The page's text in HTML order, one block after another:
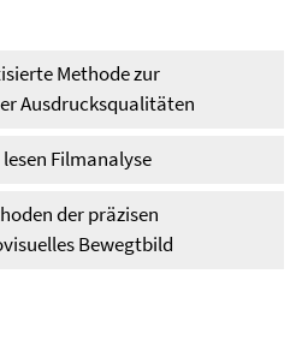
Methode zur
Ausdrucksqualitäten
Filmanalyse
der präzisen
Bewegtbild